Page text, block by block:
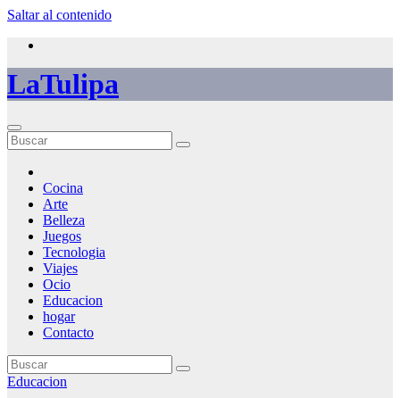
Saltar al contenido
LaTulipa
Cocina
Arte
Belleza
Juegos
Tecnologia
Viajes
Ocio
Educacion
hogar
Contacto
Educacion